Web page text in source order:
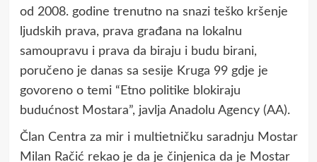
od 2008. godine trenutno na snazi teško kršenje
ljudskih prava, prava građana na lokalnu
samoupravu i prava da biraju i budu birani,
poručeno je danas sa sesije Kruga 99 gdje je
govoreno o temi “Etno politike blokiraju
budućnost Mostara”, javlja Anadolu Agency (AA).
Član Centra za mir i multietničku saradnju Mostar
Milan Račić rekao je da je činjenica da je Mostar